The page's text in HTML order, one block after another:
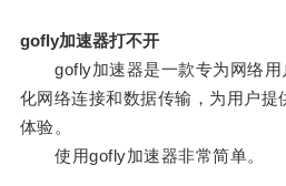
gofly加速器打不开
gofly加速器是一款专为网络用
化网络连接和数据传输，为用户提
体验。
使用gofly加速器非常简单。